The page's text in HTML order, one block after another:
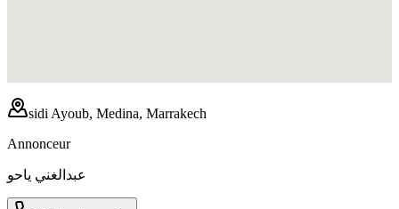
sidi Ayoub, Medina, Marrakech
Annonceur
عبدالغني ياحو